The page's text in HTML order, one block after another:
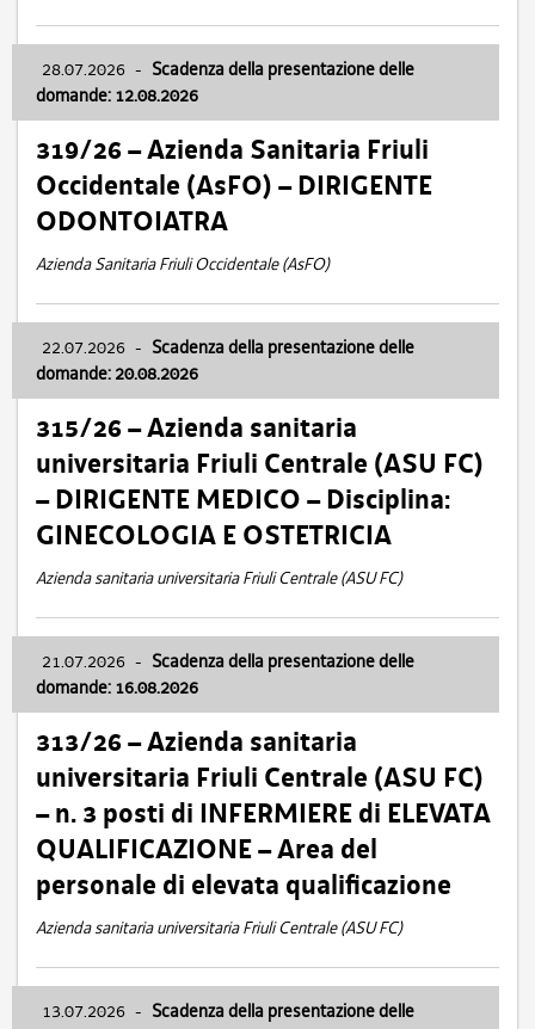
28.07.2026 - Scadenza della presentazione delle
domande: 12.08.2026
319/26 – Azienda Sanitaria Friuli
Occidentale (AsFO) – DIRIGENTE
ODONTOIATRA
Azienda Sanitaria Friuli Occidentale (AsFO)
22.07.2026 - Scadenza della presentazione delle
domande: 20.08.2026
315/26 – Azienda sanitaria
universitaria Friuli Centrale (ASU FC)
– DIRIGENTE MEDICO – Disciplina:
GINECOLOGIA E OSTETRICIA
Azienda sanitaria universitaria Friuli Centrale (ASU FC)
21.07.2026 - Scadenza della presentazione delle
domande: 16.08.2026
313/26 – Azienda sanitaria
universitaria Friuli Centrale (ASU FC)
– n. 3 posti di INFERMIERE di ELEVATA
QUALIFICAZIONE – Area del
personale di elevata qualificazione
Azienda sanitaria universitaria Friuli Centrale (ASU FC)
13.07.2026 - Scadenza della presentazione delle